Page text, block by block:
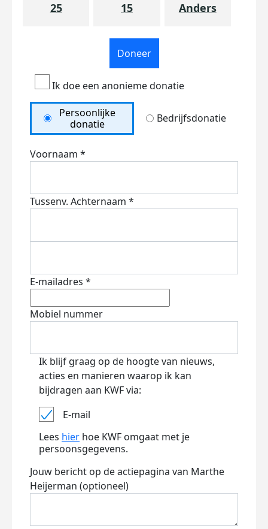
25 15 Anders
Doneer
Ik doe een anonieme donatie
Persoonlijke
donatie
Bedrijfsdonatie
Voornaam *
Tussenv. Achternaam *
E-mailadres *
Mobiel nummer
Ik blijf graag op de hoogte van nieuws,
acties en manieren waarop ik kan
bijdragen aan KWF via:
E-mail
Lees hier hoe KWF omgaat met je
persoonsgegevens.
Jouw bericht op de actiepagina van Marthe
Heijerman (optioneel)